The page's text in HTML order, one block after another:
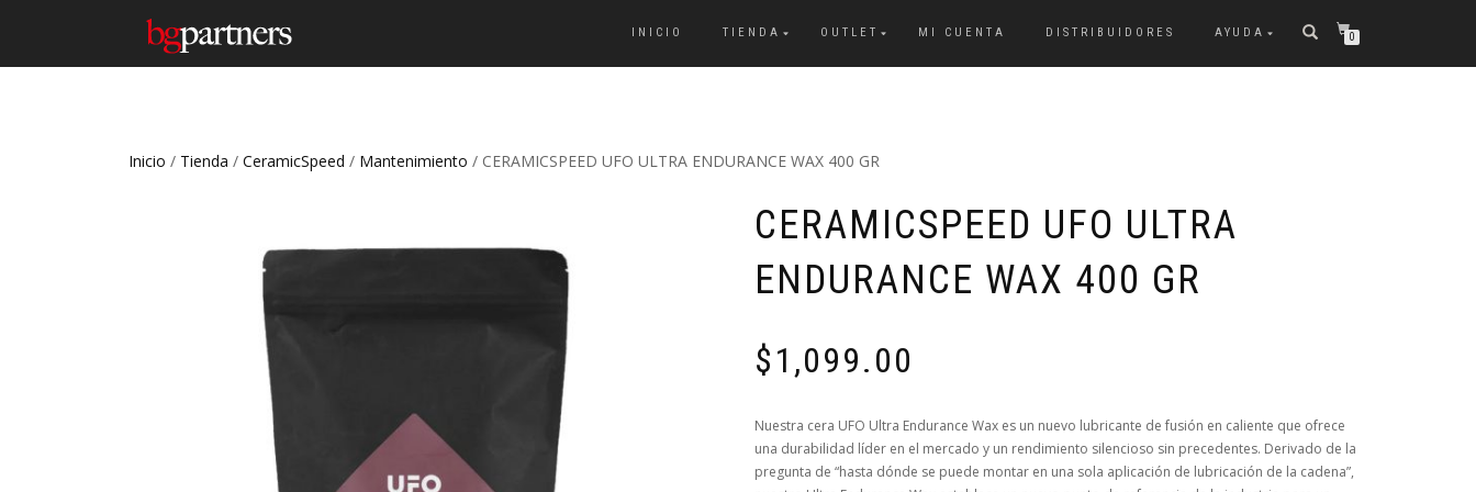
INICIO TIENDA OUTLET MI CUENTA DISTRIBUIDORES AYUDA 0
Inicio / Tienda / CeramicSpeed / Mantenimiento / CERAMICSPEED UFO ULTRA ENDURANCE WAX 400 GR
CERAMICSPEED UFO ULTRA
ENDURANCE WAX 400 GR
$1,099.00
Nuestra cera UFO Ultra Endurance Wax es un nuevo lubricante de fusión en caliente que ofrece
una durabilidad líder en el mercado y un rendimiento silencioso sin precedentes. Derivado de la
pregunta de “hasta dónde se puede montar en una sola aplicación de lubricación de la cadena”,